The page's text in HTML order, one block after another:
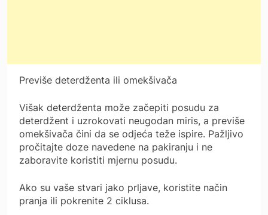
Previše deterdženta ili omekšivača
Višak deterdženta može začepiti posudu za
deterdžent i uzrokovati neugodan miris, a previše
omekšivača čini da se odjeća teže ispire. Pažljivo
pročitajte doze navedene na pakiranju i ne
zaboravite koristiti mjernu posudu.
Ako su vaše stvari jako prljave, koristite način
pranja ili pokrenite 2 ciklusa.